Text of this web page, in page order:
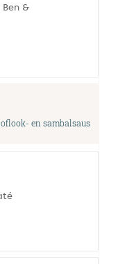
&
en sambalsaus